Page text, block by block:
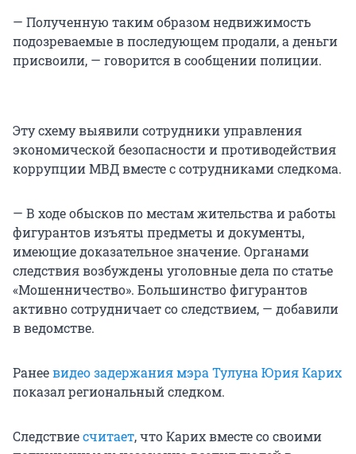
— Полученную таким образом недвижимость
подозреваемые в последующем продали, а деньги
присвоили, — говорится в сообщении полиции.
Эту схему выявили сотрудники управления
экономической безопасности и противодействия
коррупции МВД вместе с сотрудниками следкома.
— В ходе обысков по местам жительства и работы
фигурантов изъяты предметы и документы,
имеющие доказательное значение. Органами
следствия возбуждены уголовные дела по статье
«Мошенничество». Большинство фигурантов
активно сотрудничает со следствием, — добавили
в ведомстве.
Ранеевидео задержания мэра Тулуна Юрия Карих
показал региональный следком.
Следствиесчитает, что Карих вместе со своими